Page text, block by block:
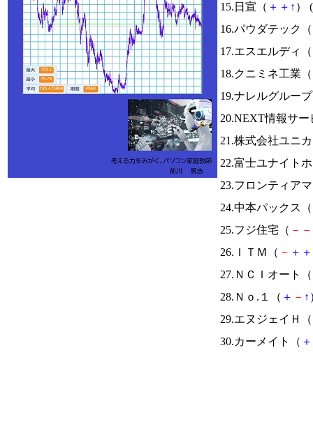
15.日宣（ ＋ ＋ ↑ ） (
16.パウダテック（
17.エスエルディ（
18.クニミネ工業（
19.ナレルグルー
20.NEXT情報サー
21.株式会社ユニ
22.富士ユナイト
23.フロンティア
24.中本パックス（
25.フジ住宅（ － －
26.ＩＴＭ（ － ＋ ＋
27.ＮＣＩオート（
28.Ｎｏ.１（ ＋ － ↑
29.エヌジェイＨ（
30.カーメイト（ ＋